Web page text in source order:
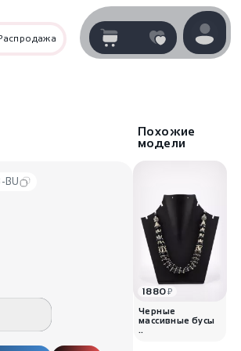
покупок пуста..
BU
Похожие
модели
1880₽
Черные
массивные бусы
..